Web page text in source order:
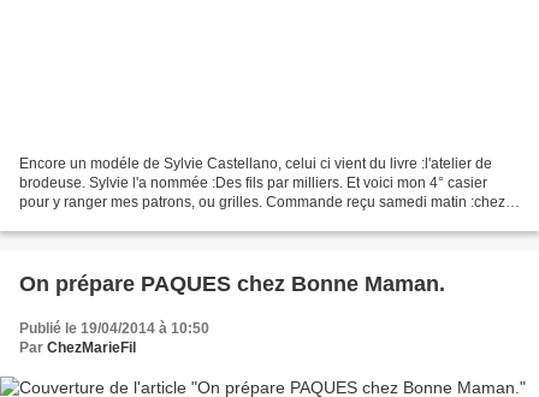
Encore un modéle de Sylvie Castellano, celui ci vient du livre :l'atelier de
brodeuse. Sylvie l'a nommée :Des fils par milliers. Et voici mon 4° casier
pour y ranger mes patrons, ou grilles. Commande reçu samedi matin :chez
On prépare PAQUES chez Bonne Maman.
Publié le 19/04/2014 à 10:50
Par ChezMarieFil